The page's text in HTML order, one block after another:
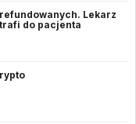
Lekarz
do pacjenta